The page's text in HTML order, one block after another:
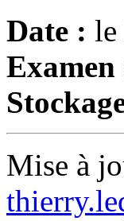
Date : le
Examen
Mise à